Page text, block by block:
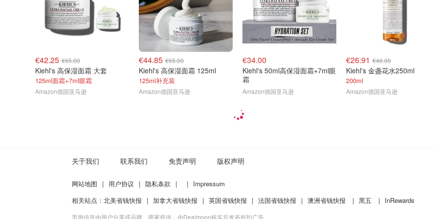
€42.25 €65.00
Kiehl's 高保湿面霜 大套
125ml面霜+7ml眼霜
Amazon德国亚马逊
€44.85 €65.00
Kiehl's 高保湿面霜 125ml
125ml补充装
Amazon德国亚马逊
€34.00
Kiehl's 50ml高保湿面霜+7ml眼
霜
Amazon德国亚马逊
€26.91 €46.00
Kiehl's 金盏花水250ml
200ml
Amazon德国亚马逊
关于我们 联系我们 免责声明 版权声明
网站地图 | 用户协议 | 隐私条款 | | Impressum
相关站点： 北美省钱快报 | 加拿大省钱快报 | 英国省钱快报 | 法国省钱快报 | 澳洲省钱快报 | 黑五 | InRewards
页面信息由用户分享或品牌、商家提供，由Dealmoon核实后发布折扣广告